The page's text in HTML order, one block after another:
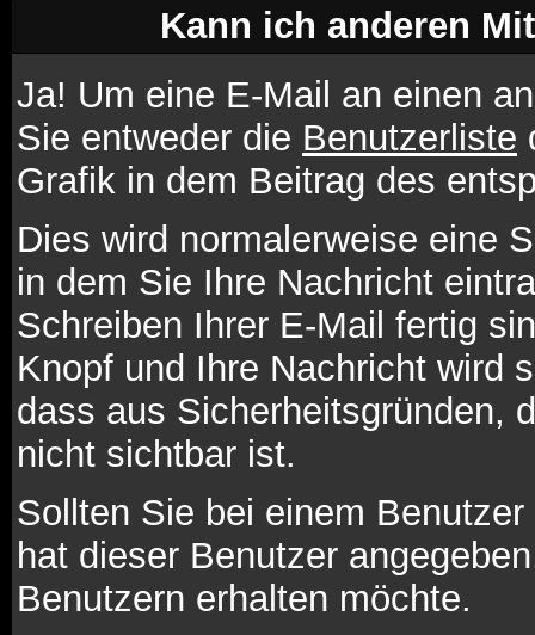
Kann ich anderen
Ja! Um eine E-Mail an einen
Sie entweder die Benutzerliste
Grafik in dem Beitrag des
Dies wird normalerweise eine
in dem Sie Ihre Nachricht
Schreiben Ihrer E-Mail fertig
Knopf und Ihre Nachricht wird
dass aus Sicherheitsgründen,
nicht sichtbar ist.
Sollten Sie bei einem
hat dieser Benutzer
Benutzern erhalten möchte.